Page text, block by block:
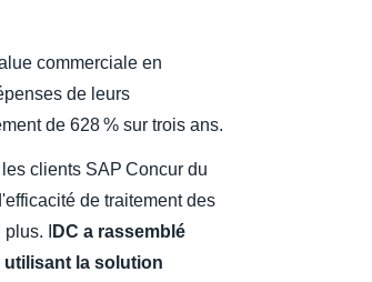
commerciale en
de leurs
de 628 % sur trois ans.
clients SAP Concur du
de traitement des
I
DC a rassemblé
la solution